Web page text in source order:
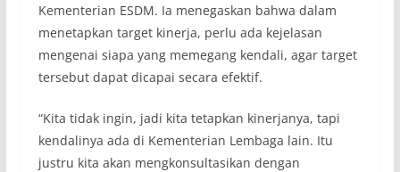
Kementerian ESDM. Ia menegaskan bahwa dalam
menetapkan target kinerja, perlu ada kejelasan
mengenai siapa yang memegang kendali, agar target
tersebut dapat dicapai secara efektif.
“Kita tidak ingin, jadi kita tetapkan kinerjanya, tapi
kendalinya ada di Kementerian Lembaga lain. Itu
justru kita akan mengkonsultasikan dengan